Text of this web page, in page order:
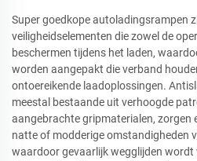
Super goedkope autoladingsrampen
veiligheidselementen die zowel de
beschermen tijdens het laden,
worden aangepakt die verband
ontoereikende laadoplossingen.
meestal bestaande uit verhoogde
aangebrachte gripmaterialen, zorgen
natte of modderige omstandigheden
waardoor gevaarlijk wegglijden